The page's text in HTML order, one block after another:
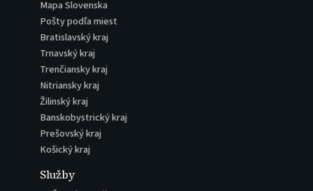
Mapa Slovenska
Pošty podľa miest
Bratislavský kraj
Trnavský kraj
Trenčiansky kraj
Nitriansky kraj
Žilinský kraj
Banskobystrický kraj
Prešovský kraj
Košický kraj
Služby